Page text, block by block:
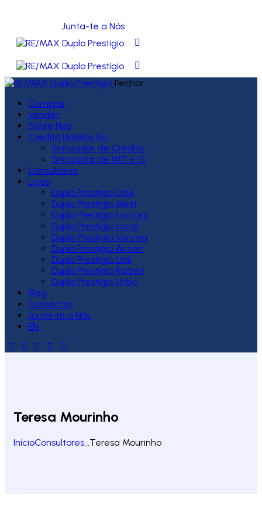
Junta-te a Nós
Fechar
Comprar
Vender
Sobre Nós
Crédito Habitação
Simulador de Crédito
Simulador de IMT e IS
Consultores
Lojas
Duplo Prestígio One
Duplo Prestígio West
Duplo Prestígio Factory
Duplo Prestígio Local
Duplo Prestígio Várzea
Duplo Prestígio Action
Duplo Prestígio Link
Duplo Prestígio Raízes
Duplo Prestígio Urbis
Blog
Contactos
Junta-te a Nós
EN
Teresa Mourinho
InícioConsultores...Teresa Mourinho